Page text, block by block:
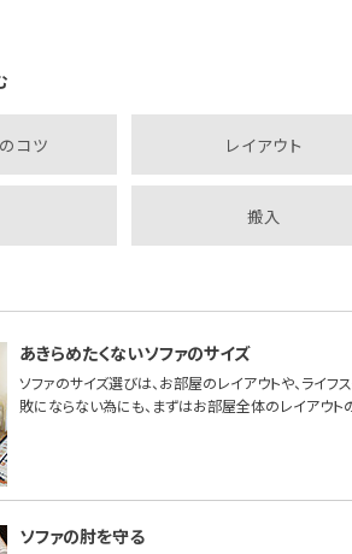
コツ レイアウト
搬入
あきらめたくないソファのサイズ
ソファのサイズ選びは、お部屋のレイアウトや、ライフス
敗にならない為にも、まずはお部屋全体のレイアウ
ソファの肘を守る